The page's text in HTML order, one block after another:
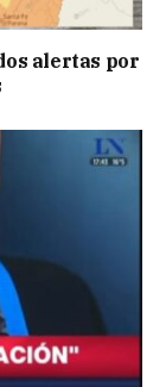
alertas por